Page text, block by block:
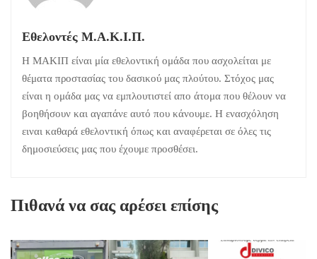
Εθελοντές Μ.Α.Κ.Ι.Π.
Η ΜΑΚΙΠ είναι μία εθελοντική ομάδα που ασχολείται με
θέματα προστασίας του δασικού μας πλούτου. Στόχος μας
είναι η ομάδα μας να εμπλουτιστεί απο άτομα που θέλουν να
βοηθήσουν και αγαπάνε αυτό που κάνουμε. Η ενασχόληση
ειναι καθαρά εθελοντική όπως και αναφέρεται σε όλες τις
δημοσιεύσεις μας που έχουμε προσθέσει.
Πιθανά να σας αρέσει επίσης